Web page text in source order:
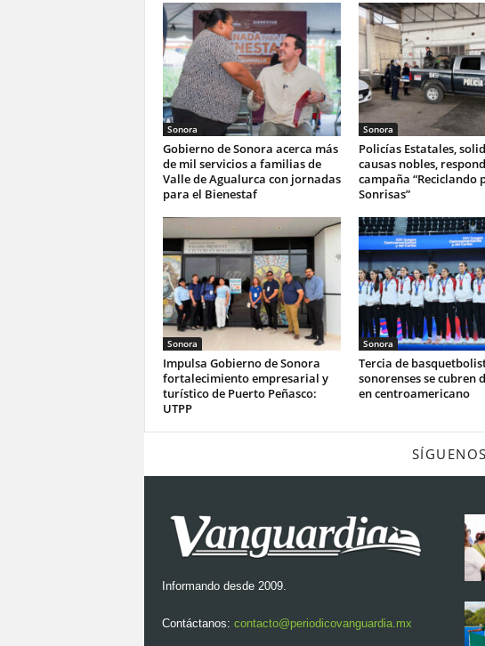
Sonora
Gobierno de Sonora acerca más
de mil servicios a familias de
Valle de Agualurca con jornadas
para el Bienestaf
Sonora
Policías Estatales,
causas nobles,
campaña “Reciclando
Sonrisas”
Sonora
Impulsa Gobierno de Sonora
fortalecimiento empresarial y
turístico de Puerto Peñasco:
UTPP
Sonora
Tercia de
sonorenses se cubren
en centroamericano
Informando desde 2009.
Contáctanos: contacto@periodicovanguardia.mx